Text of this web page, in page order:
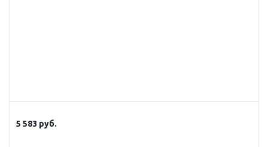
5 583 руб.